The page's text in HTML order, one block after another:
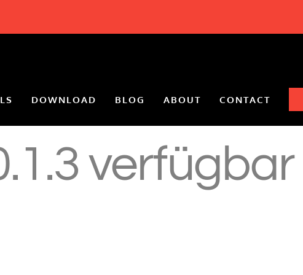
DOWNLOAD BLOG ABOUT CONTACT
verfügbar